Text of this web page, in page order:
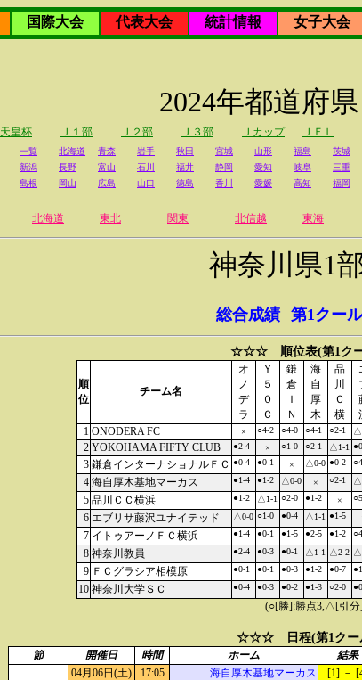
国際大会 代表大会 統計情報 女子大会
2024年都道府
天皇杯 Ｊ１部 Ｊ２部 Ｊ３部 Ｊカップ ＪＦＬ
一覧 北海道 青森 岩手 秋田 宮城 山形 福島 茨城
新潟
長野 富山 石川 福井 静岡 愛知 岐阜 三重
島根
岡山 広島 山口 徳島 香川 愛媛 高知 福岡
北海道 東北 関東 北信越 東海
神奈川県1
総合成績 第1クール
☆☆☆ 順位表(第1
順
位
チーム名
オ
ノ
デ
ラ
Ｙ
５
０
Ｃ
鎌
倉
Ｉ
Ｎ
海
自
厚
木
品
川
Ｃ
横
1 ONODERA FC × ○4-2 ○4-0 ○4-1 ○2-1
2 YOKOHAMA FIFTY CLUB ●2-4 × ○1-0 ○2-1 △1-1
3 鎌倉インターナショナルＦＣ ●0-4 ●0-1 × △0-0 ●0-2
4 海自厚木基地マーカス ●1-4 ●1-2 △0-0 × ○2-1
5 品川ＣＣ横浜 ●1-2 △1-1 ○2-0 ●1-2 ×
6 エブリサ藤沢ユナイテッド △0-0 ○1-0 ●0-4 △1-1 ●1-5
7 イトゥアーノＦＣ横浜 ●1-4 ●0-1 ●1-5 ●2-5 ●1-2
8 神奈川教員 ●2-4 ●0-3 ●0-1 △1-1 △2-2
9 ＦＣグラシア相模原 ●0-1 ●0-1 ●0-3 ●1-2 ●0-7
10 神奈川大学ＳＣ ●0-4 ●0-3 ●0-2 ●1-3 ○2-0
(○[勝]:勝点3,△[引分
☆☆☆ 日程(第1ク
節 開催日 時間 ホーム 結果
04月06日(土) 17:05 海自厚木基地マーカス [1] －